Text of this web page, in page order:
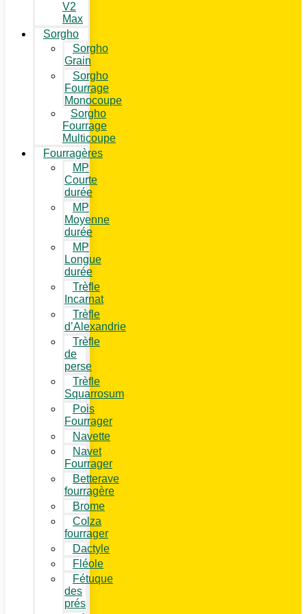
V2
Max
Sorgho
Sorgho
Grain
Sorgho
Fourrage
Monocoupe
Sorgho
Fourrage
Multicoupe
Fourragères
MP
Courte
durée
MP
Moyenne
durée
MP
Longue
durée
Trèfle
Incarnat
Trèfle
d’Alexandrie
Trèfle
de
perse
Trèfle
Squarrosum
Pois
Fourrager
Navette
Navet
Fourrager
Betterave
fourragère
Brome
Colza
fourrager
Dactyle
Fléole
Fétuque
des
prés